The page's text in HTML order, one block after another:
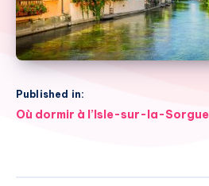
Published in:
Navigation
Où dormir à l’Isle-sur-la-Sorgue